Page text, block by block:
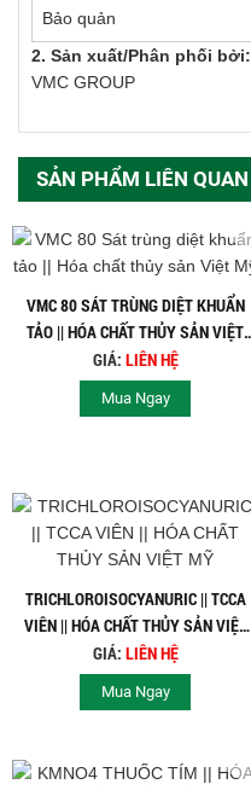
Bảo quản
2. Sản xuất/Phân phối bởi:
VMC GROUP
SẢN PHẨM LIÊN QUAN
VMC 80 SÁT TRÙNG DIỆT KHUẨN
TẢO || HÓA CHẤT THỦY SẢN VIỆT
MỸ
GIÁ: LIÊN HỆ
Mua Ngay
TRICHLOROISOCYANURIC || TCCA
VIÊN || HÓA CHẤT THỦY SẢN VIỆT
MỸ
GIÁ: LIÊN HỆ
Mua Ngay